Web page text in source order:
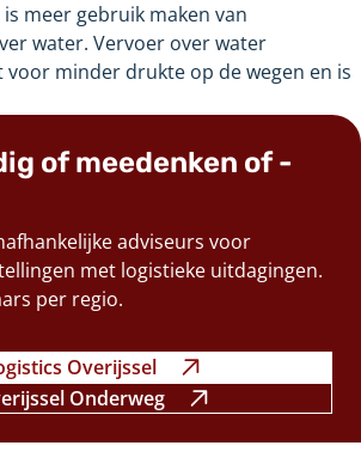
meer gebruik maken van
water. Vervoer over water
minder drukte op de wegen en is
of meedenken of -
adviseurs voor
met logistieke uitdagingen.
per regio.
Overijssel
Verwijst
naar
een
Onderweg
Verwijst
naar